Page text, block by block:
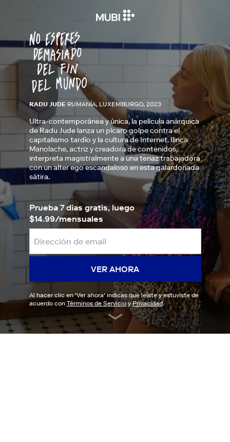
RADU JUDE RUMANÍA, LUXEMBURGO, 2023
Ultra-contemporánea y única, la película anárquica
de Radu Jude lanza un pícaro golpe contra el
capitalismo tardío y la cultura de Internet. Ilinca
Manolache, actriz y creadora de contenidos,
interpreta magistralmente a una tenaz trabajadora
con un alter ego escandaloso en esta galardonada
sátira.
Prueba 7 días gratis, luego
$14.99/mensuales
VER AHORA
Al hacer clic en 'Ver ahora' indicas que leíste y estuviste de
acuerdo con Términos de ServicioyPrivacidad